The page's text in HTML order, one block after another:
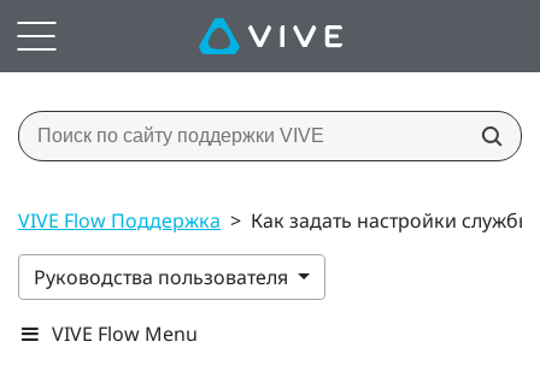
VIVE Flow Поддержка > Как задать настройки
Руководства пользователя
VIVE Flow Menu